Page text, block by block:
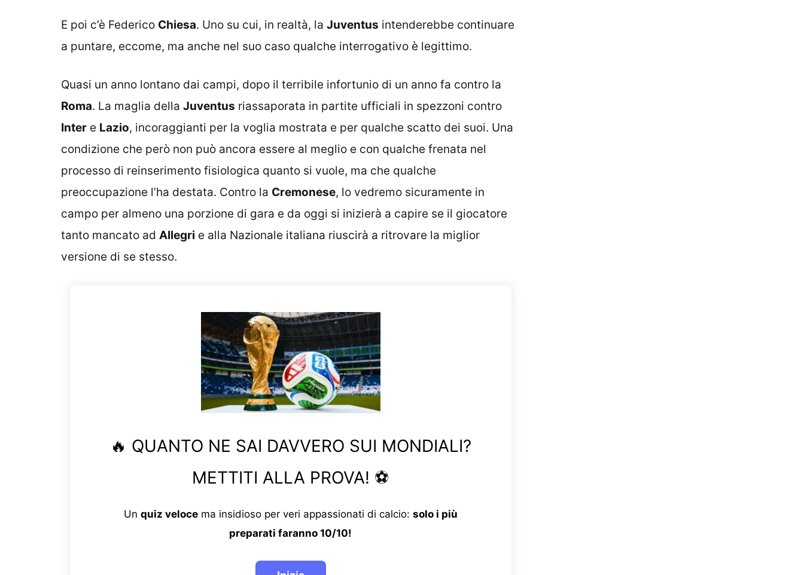
E poi c’è Federico Chiesa. Uno su cui, in realtà, la Juventus intenderebbe continuare
a puntare, eccome, ma anche nel suo caso qualche interrogativo è legittimo.
Quasi un anno lontano dai campi, dopo il terribile infortunio di un anno fa contro la
Roma. La maglia della Juventus riassaporata in partite ufficiali in spezzoni contro
Inter e Lazio, incoraggianti per la voglia mostrata e per qualche scatto dei suoi. Una
condizione che però non può ancora essere al meglio e con qualche frenata nel
processo di reinserimento fisiologica quanto si vuole, ma che qualche
preoccupazione l’ha destata. Contro la Cremonese, lo vedremo sicuramente in
campo per almeno una porzione di gara e da oggi si inizierà a capire se il giocatore
tanto mancato ad Allegri e alla Nazionale italiana riuscirà a ritrovare la miglior
versione di se stesso.
🔥 QUANTO NE SAI DAVVERO SUI MONDIALI?
METTITI ALLA PROVA! ⚽
Un quiz velocema insidioso per veri appassionati di calcio: solo i più
preparati faranno 10/10!